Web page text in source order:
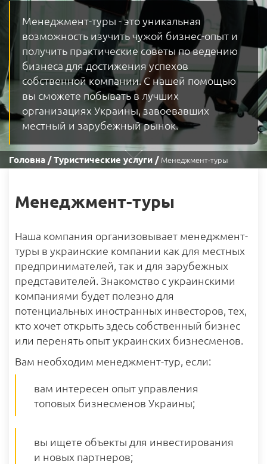
Менеджмент-туры - это уникальная
возможность изучить чужой бизнес-опыт и
получить практические советы по ведению
бизнеса для достижения успехов
собственной компании. С нашей помощью
вы сможете побывать в лучших
организациях Украины, завоевавших
местный и зарубежный рынок.
Головна Туристические услуги Менеджмент-туры
Менеджмент-туры
Наша компания организовывает менеджмент-
туры в украинские компании как для местных
предпринимателей, так и для зарубежных
представителей. Знакомство с украинскими
компаниями будет полезно для
потенциальных иностранных инвесторов, тех,
кто хочет открыть здесь собственный бизнес
или перенять опыт украинских бизнесменов.
Вам необходим менеджмент-тур, если:
вам интересен опыт управления
топовых бизнесменов Украины;
вы ищете объекты для инвестирования
и новых партнеров;